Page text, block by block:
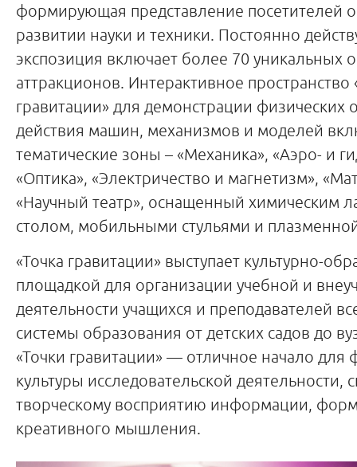
формирующая представление посетителей
развитии науки и техники. Постоянно
экспозиция включает более 70 уникальных
аттракционов. Интерактивное пространство
гравитации» для демонстрации физических
действия машин, механизмов и моделей
тематические зоны – «Механика», «Аэро- и
«Оптика», «Электричество и магнетизм»,
«Научный театр», оснащенный химическим
столом, мобильными стульями и
«Точка гравитации» выступает культурно-
площадкой для организации учебной и
деятельности учащихся и преподавателей
системы образования от детских садов до
«Точки гравитации» — отличное начало
культуры исследовательской деятельности,
творческому восприятию информации,
креативного мышления.